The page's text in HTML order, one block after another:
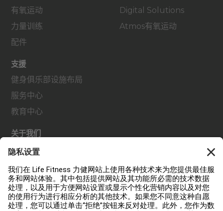
有氧运动
力量训练
配件
Digital Solutions
Atmos有氧运动
支援
健身俱乐部设施布局
服务中心
教育中心
关于我们
查找经销商
查找门店
法规
可及性